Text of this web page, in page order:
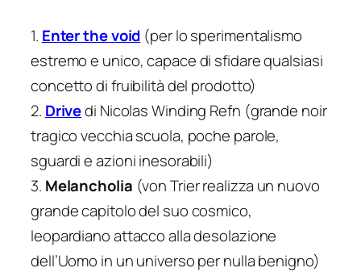
1. Enter the void (per lo sperimentalismo
estremo e unico, capace di sfidare qualsiasi
concetto di fruibilità del prodotto)
2. Drivedi Nicolas Winding Refn (grande noir
tragico vecchia scuola, poche parole,
sguardi e azioni inesorabili)
3. Melancholia (von Trier realizza un nuovo
grande capitolo del suo cosmico,
leopardiano attacco alla desolazione
dell’Uomo in un universo per nulla benigno)